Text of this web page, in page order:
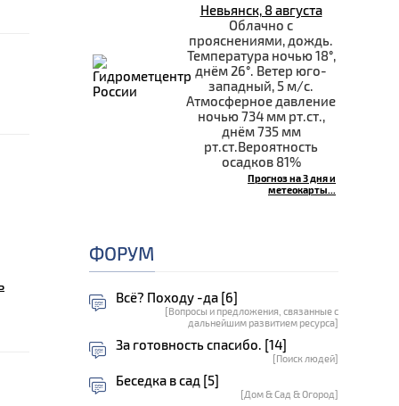
Невьянск, 8 августа
Облачно с
прояснениями, дождь.
Температура ночью 18°,
днём 26°. Ветер юго-
западный, 5 м/с.
Атмосферное давление
ночью 734 мм рт.ст.,
днём 735 мм
рт.ст.Вероятность
осадков 81%
Прогноз на 3 дня и
метеокарты...
ФОРУМ
Всё? Походу -да [6]
[Вопросы и предложения, связанные с
дальнейшим развитием ресурса]
За готовность спасибо. [14]
[Поиск людей]
Беседка в сад [5]
[Дом & Сад & Огород]